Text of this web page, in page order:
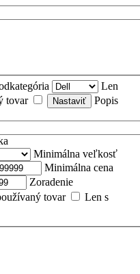
Len
tovar
Popis
Minimálna veľkosť
Minimálna cena
Zoradenie
tovar
Len s